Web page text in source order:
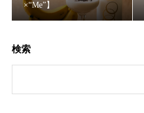
×“Me”】
検索